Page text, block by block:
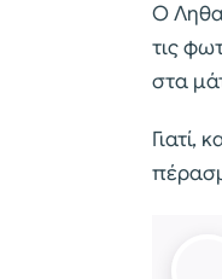
Ο
τις
στα
Γιατί,